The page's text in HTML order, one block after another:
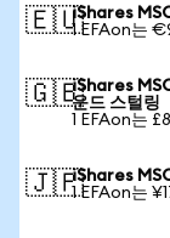
🇪🇺iShares
1 EFAon는
🇬🇧iShares
운드 스털링
1 EFAon는
🇯🇵iShares
1 EFAon는